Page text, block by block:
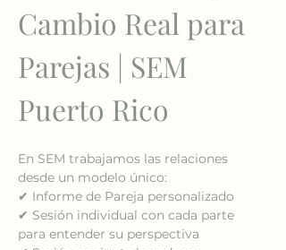
Cambio Real para
Parejas | SEM
Puerto Rico
En SEM trabajamos las relaciones
desde un modelo único:
✔ Informe de Pareja personalizado
✔ Sesión individual con cada parte
para entender su perspectiva